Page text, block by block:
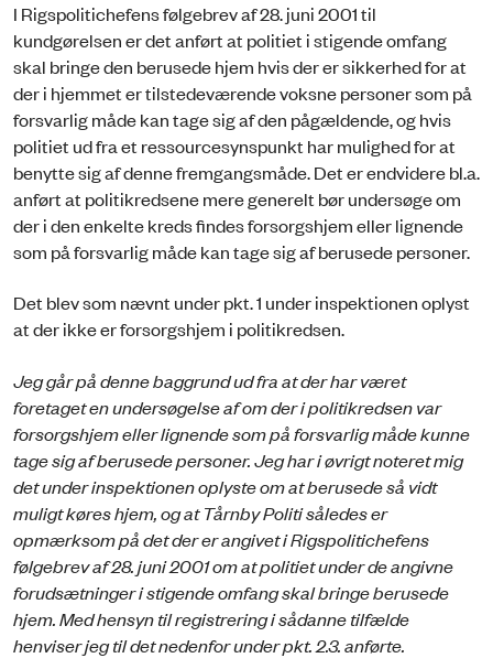
I Rigspolitichefens følgebrev af 28. juni 2001 til
kundgørelsen er det anført at politiet i stigende omfang
skal bringe den berusede hjem hvis der er sikkerhed for at
der i hjemmet er tilstedeværende voksne personer som på
forsvarlig måde kan tage sig af den pågældende, og hvis
politiet ud fra et ressourcesynspunkt har mulighed for at
benytte sig af denne fremgangsmåde. Det er endvidere bl.a.
anført at politikredsene mere generelt bør undersøge om
der i den enkelte kreds findes forsorgshjem eller lignende
som på forsvarlig måde kan tage sig af berusede personer.
Det blev som nævnt under pkt. 1 under inspektionen oplyst
at der ikke er forsorgshjem i politikredsen.
Jeg går på denne baggrund ud fra at der har været
foretaget en undersøgelse af om der i politikredsen var
forsorgshjem eller lignende som på forsvarlig måde kunne
tage sig af berusede personer.Jeg har i øvrigt noteret mig
det under inspektionen oplyste om at berusede så vidt
muligt køres hjem, og at Tårnby Politi således er
opmærksom på det der er angivet i Rigspolitichefens
følgebrev af 28. juni 2001 om at politiet under de angivne
forudsætninger i stigende omfang skal bringe berusede
hjem. Med hensyn til registrering i sådanne tilfælde
henviser jeg til det nedenfor under pkt. 2.3. anførte.